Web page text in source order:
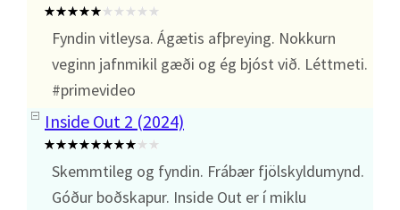
Fyndin vitleysa. Ágætis afþreying. Nokkurn
veginn jafnmikil gæði og ég bjóst við. Léttmeti.
#primevideo
Inside Out 2 (2024)
Skemmtileg og fyndin. Frábær fjölskyldumynd.
Góður boðskapur. Inside Out er í miklu